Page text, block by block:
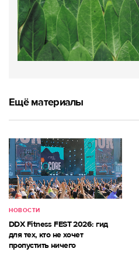
Ещё материалы
НОВОСТИ
DDX Fitness FEST 2026: гид
для тех, кто не хочет
пропустить ничего